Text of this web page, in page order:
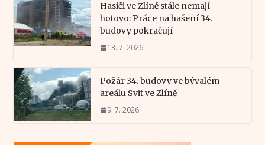
Hasiči ve Zlíně stále nemají
hotovo: Práce na hašení 34.
budovy pokračují
13. 7. 2026
Požár 34. budovy ve bývalém
areálu Svit ve Zlíně
9. 7. 2026